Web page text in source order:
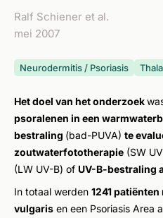
Ralf Schiener et al.
mei 2007
Neurodermitis / Psoriasis
Het doel van het onderzoek
psoralenen in een
bestraling (bad-PUVA) te
zoutwaterfototherapie (SW
(LW UV-B) of UV-B-bestraling
In totaal werden 1241
vulgaris en een Psoriasis Area